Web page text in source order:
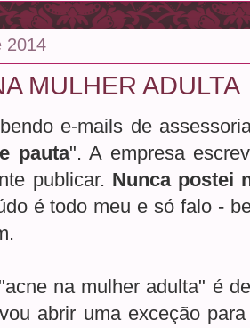
2014
MULHER ADULTA
e-mails de
pauta". A empresa
publicar. Nunca postei
é todo meu e só falo -
na mulher adulta" é
abrir uma exceção